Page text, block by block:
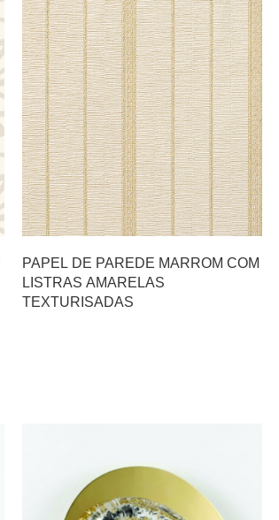
PAPEL DE PAREDE MARROM COM
LISTRAS AMARELAS
TEXTURISADAS